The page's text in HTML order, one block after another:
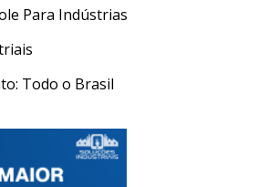
Todo o Brasil